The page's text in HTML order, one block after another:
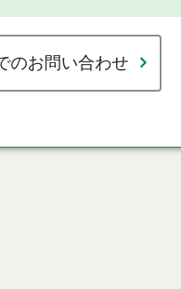
のお問い合わせ